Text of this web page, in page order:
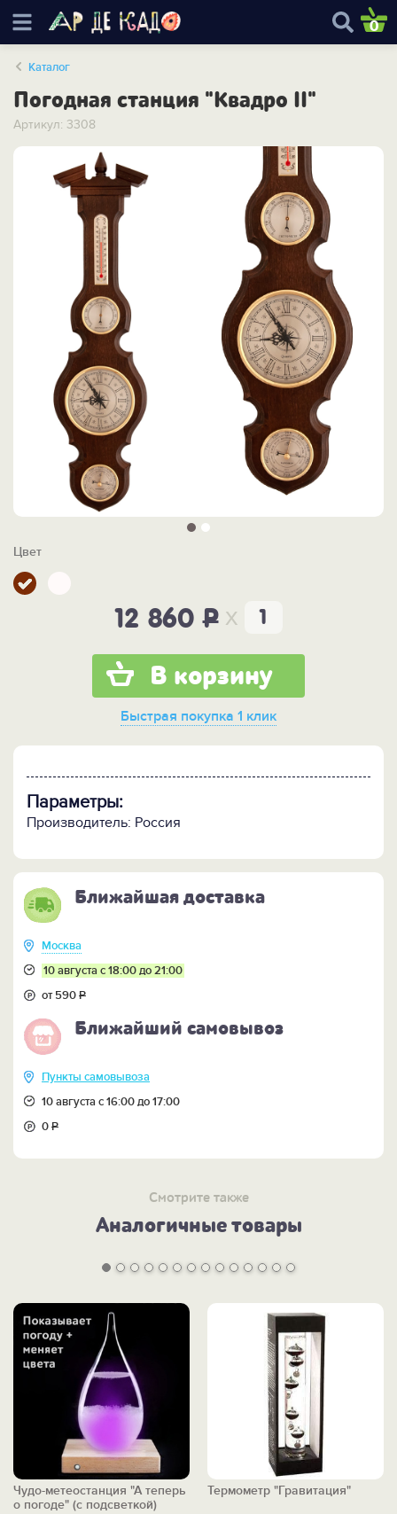
0
Каталог
Погодная станция "Квадро II"
Артикул: 3308
Цвет
12 860P x
В корзину
Быстрая покупка 1 клик
Параметры:
Производитель: Россия
Ближайшая доставка
Москва
10 августа с 18:00 до 21:00
от 590Р
Ближайший самовывоз
Пункты самовывоза
10 августа с 16:00 до 17:00
0Р
Смотрите также
Аналогичные товары
Чудо-метеостанция "А теперь
о погоде" (с подсветкой)
Термометр "Гравитация"